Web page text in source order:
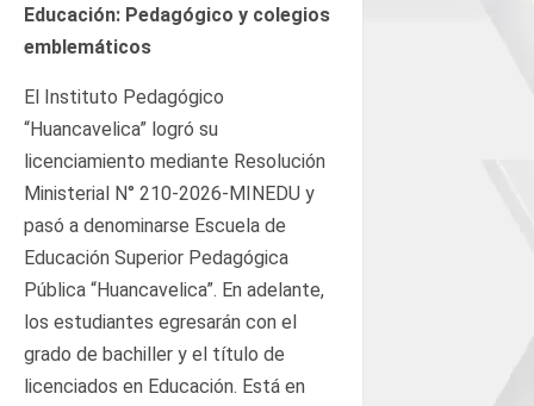
Educación: Pedagógico y colegios
emblemáticos
El Instituto Pedagógico
“Huancavelica” logró su
licenciamiento mediante Resolución
Ministerial N° 210-2026-MINEDU y
pasó a denominarse Escuela de
Educación Superior Pedagógica
Pública “Huancavelica”. En adelante,
los estudiantes egresarán con el
grado de bachiller y el título de
licenciados en Educación. Está en